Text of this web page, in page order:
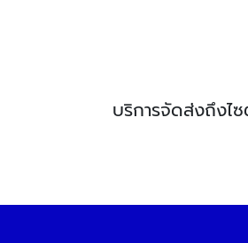
บริการจัดส่งถึงไ